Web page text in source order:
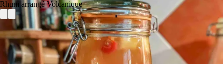
Rhum arrangé Volcanique